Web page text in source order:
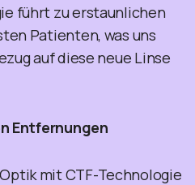
führt zu erstaunlichen
Patienten, was uns
auf diese neue Linse
Entfernungen
mit CTF-Technologie